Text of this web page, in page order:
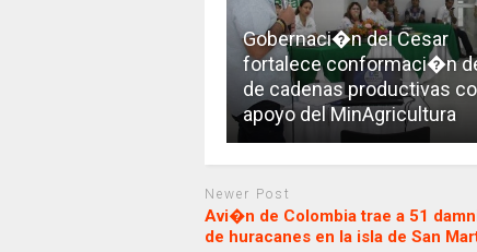
Gobernaci�n del Cesar
fortalece conformaci�n
de cadenas productivas
apoyo del MinAgricultura
Newer Post
Avi�n de Colombia trae a 51
de huracanes en la isla de San